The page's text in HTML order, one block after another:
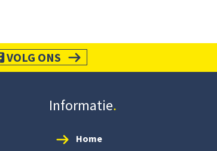
VOLG ONS
Informatie
Home